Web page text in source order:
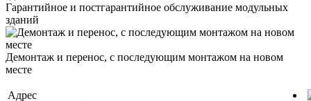
Гарантийное и постгарантийное обслуживание модульных
зданий
Демонтаж и перенос, с последующим монтажом на новом
месте
Адрес